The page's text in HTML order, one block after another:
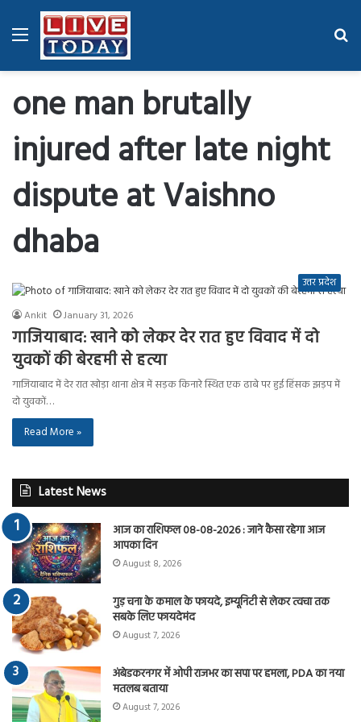
Menu
one man brutally
injured after late night
dispute at Vaishno
dhaba
उत्तर प्रदेश
Ankit January 31, 2026
गाजियाबाद: खाने को लेकर देर रात हुए विवाद में दो
युवकों की बेरहमी से हत्या
गाजियाबाद में देर रात खोड़ा थाना क्षेत्र में सड़क किनारे स्थित एक ढाबे पर हुई हिंसक झड़प में
दो युवकों…
Read More »
Latest News
आज का राशिफल 08-08-2026 : जाने कैसा रहेगा आज
आपका दिन
August 8, 2026
गुड़ चना के कमाल के फायदे, इम्यूनिटी से लेकर त्वचा तक
सबके लिए फायदेमंद
August 7, 2026
अंबेडकरनगर में ओपी राजभर का सपा पर हमला, PDA का नया
मतलब बताया
August 7, 2026